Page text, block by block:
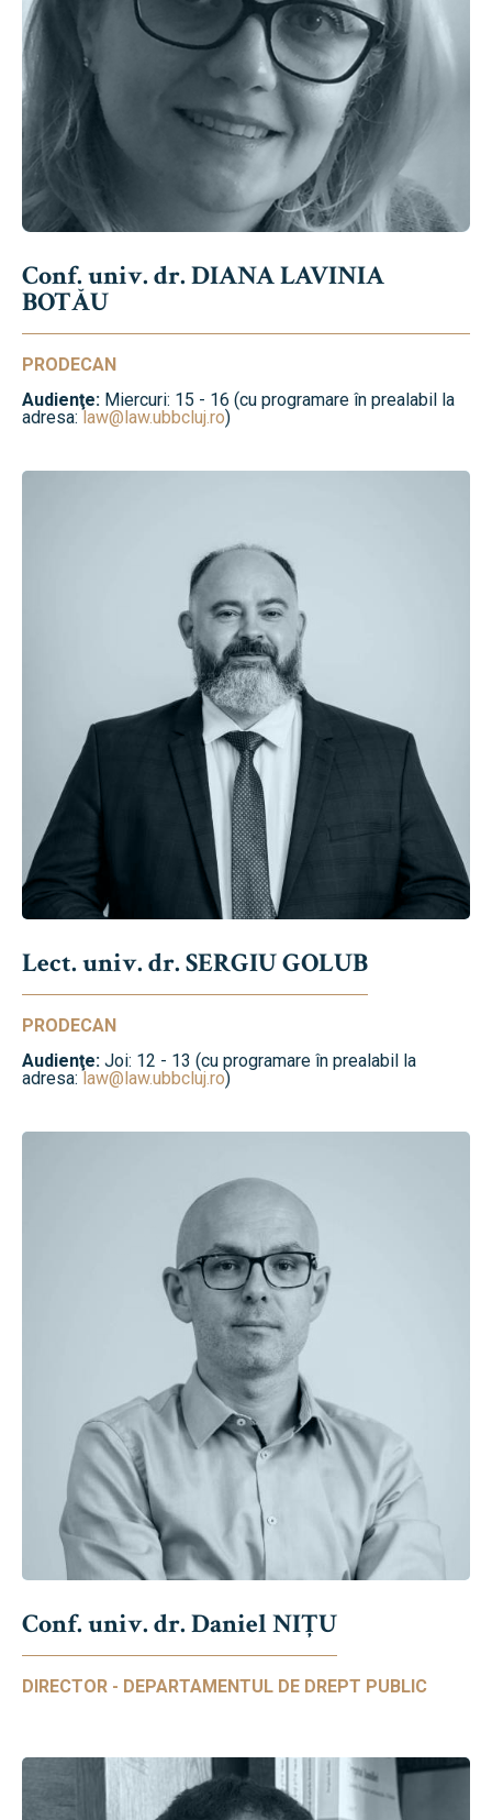
Conf. univ. dr. DIANA LAVINIA
BOTĂU
PRODECAN
Audienţe: Miercuri: 15 - 16 (cu programare în prealabil la
adresa: law@law.ubbcluj.ro)
Lect. univ. dr. SERGIU GOLUB
PRODECAN
Audienţe: Joi: 12 - 13 (cu programare în prealabil la
adresa:law@law.ubbcluj.ro)
Conf. univ. dr. Daniel NIŢU
DIRECTOR - DEPARTAMENTUL DE DREPT PUBLIC